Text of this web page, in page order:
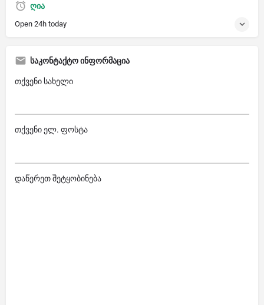
ღია
Open 24h today
საკონტაქტო ინფორმაცია
თქვენი სახელი
თქვენი ელ. ფოსტა
დაწერეთ შეტყობინება